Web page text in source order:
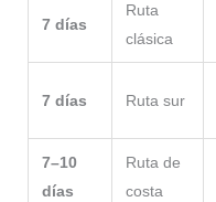
7 días
Ruta
clásica
7 días Ruta sur
7–10
días
Ruta de
costa